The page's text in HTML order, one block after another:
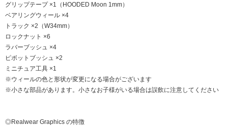
グリップテープ ×1（HOODED Moon 1mm）
ベアリングウィール ×4
トラック ×2（W34mm）
ロックナット ×6
ラバーブッシュ ×4
ピボットブッシュ ×2
ミニチュア工具 ×1
※ウィールの色と形状が変更になる場合がございます
※小さな部品があります。小さなお子様がいる場合は誤飲に注意してください
◎Realwear Graphics の特徴